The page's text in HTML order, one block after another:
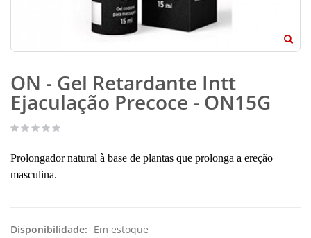
ON - Gel Retardante Intt
Ejaculação Precoce - ON15G
Prolongador natural à base de plantas que prolonga a ereção
masculina.
Disponibilidade: Em estoque